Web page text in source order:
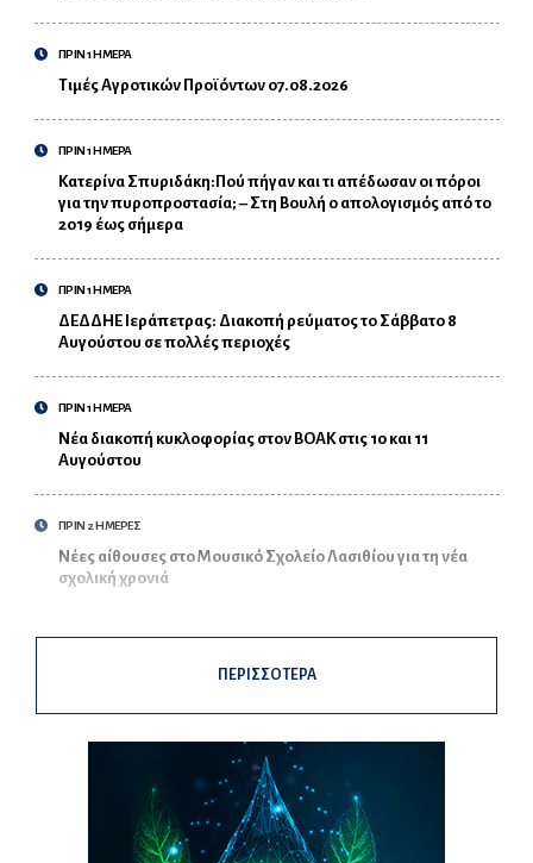
ΠΡΙΝ 1 ΗΜΕΡΑ
Τιμές Αγροτικών Προϊόντων 07.08.2026
ΠΡΙΝ 1 ΗΜΕΡΑ
Κατερίνα Σπυριδάκη:Πού πήγαν και τι απέδωσαν οι πόροι
για την πυροπροστασία; – Στη Βουλή ο απολογισμός από το
2019 έως σήμερα
ΠΡΙΝ 1 ΗΜΕΡΑ
ΔΕΔΔΗΕ Ιεράπετρας: Διακοπή ρεύματος το Σάββατο 8
Αυγούστου σε πολλές περιοχές
ΠΡΙΝ 1 ΗΜΕΡΑ
Νέα διακοπή κυκλοφορίας στον ΒΟΑΚ στις 10 και 11
Αυγούστου
ΠΡΙΝ 2 ΗΜΕΡΕΣ
Νέες αίθουσες στο Μουσικό Σχολείο Λασιθίου για τη νέα
σχολική χρονιά
ΠΕΡΙΣΣΟΤΕΡΑ